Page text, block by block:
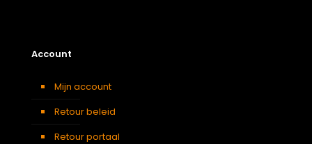
Account
Mijn account
Retour beleid
Retour portaal